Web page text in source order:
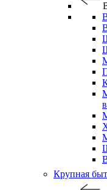
Крупная